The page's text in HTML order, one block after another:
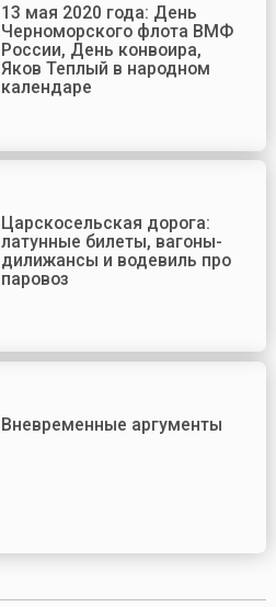
13 мая 2020 года: День
Черноморского флота ВМФ
России, День конвоира,
Яков Теплый в народном
календаре
Царскосельская дорога:
латунные билеты, вагоны-
дилижансы и водевиль про
паровоз
Вневременные аргументы